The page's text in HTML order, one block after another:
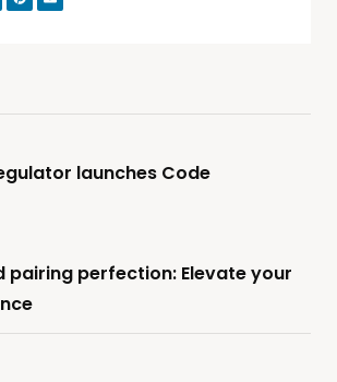
launches Code
pairing perfection: Elevate your